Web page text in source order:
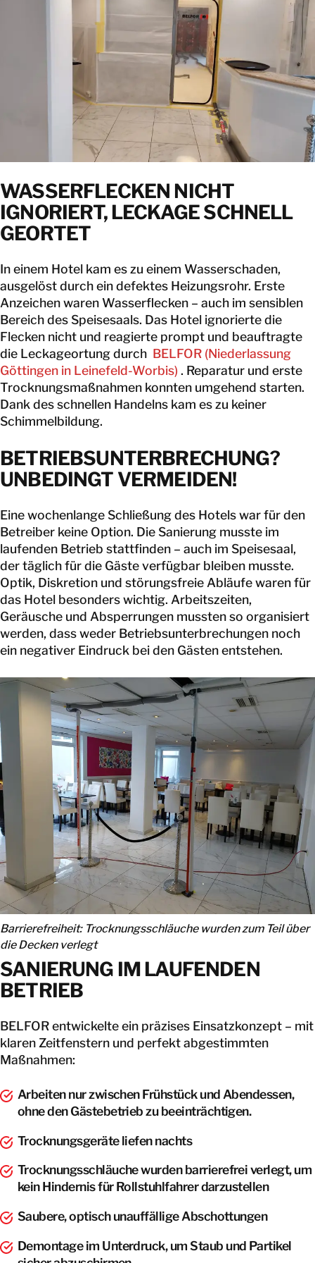
WASSERFLECKEN NICHT
IGNORIERT, LECKAGE SCHNELL
GEORTET
In einem Hotel kam es zu einem Wasserschaden,
ausgelöst durch ein defektes Heizungsrohr. Erste
Anzeichen waren Wasserflecken – auch im sensiblen
Bereich des Speisesaals. Das Hotel ignorierte die
Flecken nicht und reagierte prompt und beauftragte
die Leckageortung durch BELFOR (Niederlassung
Göttingen in Leinefeld-Worbis) . Reparatur und erste
Trocknungsmaßnahmen konnten umgehend starten.
Dank des schnellen Handelns kam es zu keiner
Schimmelbildung.
BETRIEBSUNTERBRECHUNG?
UNBEDINGT VERMEIDEN!
Eine wochenlange Schließung des Hotels war für den
Betreiber keine Option. Die Sanierung musste im
laufenden Betrieb stattfinden – auch im Speisesaal,
der täglich für die Gäste verfügbar bleiben musste.
Optik, Diskretion und störungsfreie Abläufe waren für
das Hotel besonders wichtig. Arbeitszeiten,
Geräusche und Absperrungen mussten so organisiert
werden, dass weder Betriebsunterbrechungen noch
ein negativer Eindruck bei den Gästen entstehen.
Barrierefreiheit: Trocknungsschläuche wurden zum Teil über
die Decken verlegt
SANIERUNG IM LAUFENDEN
BETRIEB
BELFOR entwickelte ein präzises Einsatzkonzept – mit
klaren Zeitfenstern und perfekt abgestimmten
Maßnahmen:
Arbeiten nur zwischen Frühstück und Abendessen,
ohne den Gästebetrieb zu beeinträchtigen.
Trocknungsgeräte liefen nachts
Trocknungsschläuche wurden barrierefrei verlegt, um
kein Hindernis für Rollstuhlfahrer darzustellen
Saubere, optisch unauffällige Abschottungen
Demontage im Unterdruck, um Staub und Partikel